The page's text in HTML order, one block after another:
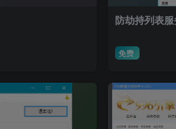
防劫持列表
免费